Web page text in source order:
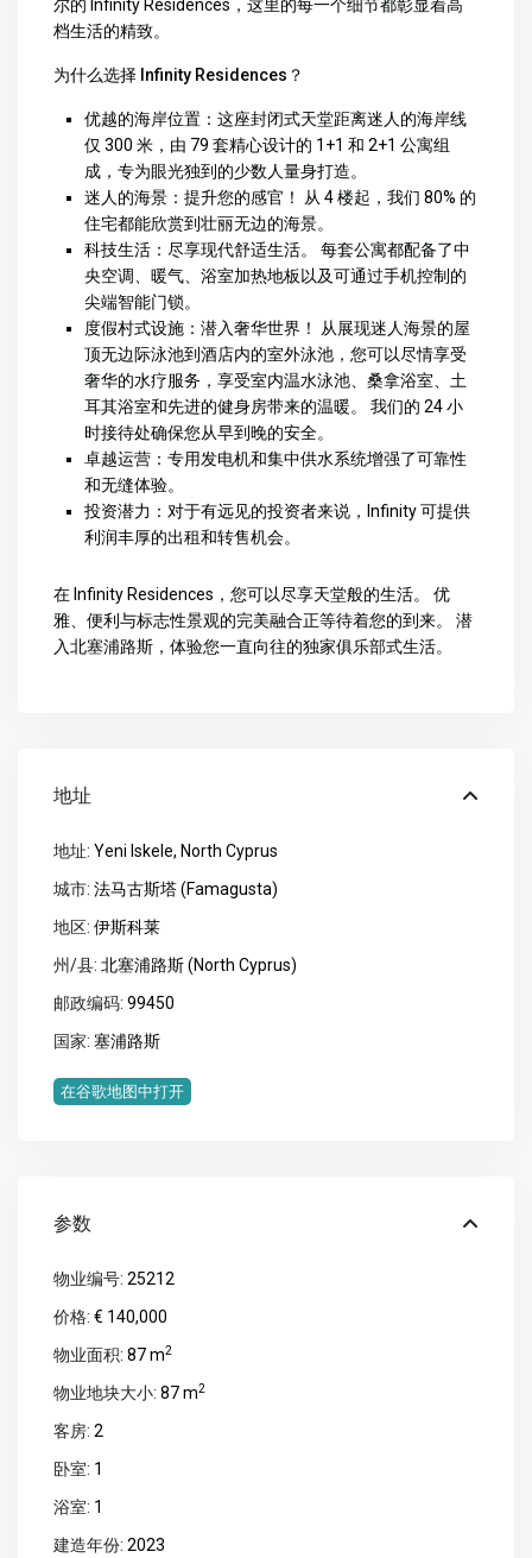
尔的 Infinity Residences，这里的每一个细节都彰显着高
档生活的精致。
为什么选择 Infinity Residences？
优越的海岸位置 ：这座封闭式天堂距离迷人的海岸线
仅 300 米，由 79 套精心设计的 1+1 和 2+1 公寓组
成，专为眼光独到的少数人量身打造。
迷人的海景 ：提升您的感官！ 从 4 楼起，我们 80% 的
住宅都能欣赏到壮丽无边的海景。
科技生活 ：尽享现代舒适生活。 每套公寓都配备了中
央空调、暖气、浴室加热地板以及可通过手机控制的
尖端智能门锁。
度假村式设施 ：潜入奢华世界！ 从展现迷人海景的屋
顶无边际泳池到酒店内的室外泳池，您可以尽情享受
奢华的水疗服务，享受室内温水泳池、桑拿浴室、土
耳其浴室和先进的健身房带来的温暖。 我们的 24 小
时接待处确保您从早到晚的安全。
卓越运营 ：专用发电机和集中供水系统增强了可靠性
和无缝体验。
投资潜力 ：对于有远见的投资者来说，Infinity 可提供
利润丰厚的出租和转售机会。
在 Infinity Residences，您可以尽享天堂般的生活。 优
雅、便利与标志性景观的完美融合正等待着您的到来。 潜
入北塞浦路斯，体验您一直向往的独家俱乐部式生活。
地址
地址: Yeni Iskele, North Cyprus
城市: 法马古斯塔 (Famagusta)
地区: 伊斯科莱
州/县: 北塞浦路斯 (North Cyprus)
邮政编码: 99450
国家: 塞浦路斯
在谷歌地图中打开
参数
物业编号: 25212
价格: € 140,000
物业面积: 87 m2
物业地块大小: 87 m2
客房: 2
卧室: 1
浴室: 1
建造年份: 2023